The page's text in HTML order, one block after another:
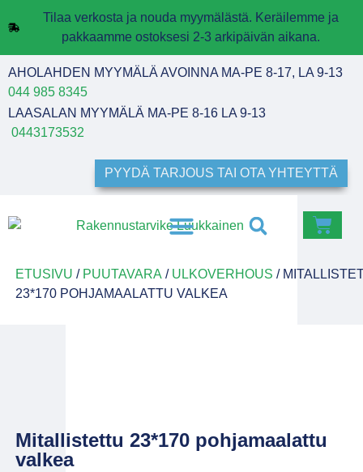
Tilaa verkosta ja nouda myymälästä. Keräilemme ja
pakkaamme ostoksesi 2-3 arkipäivän aikana.
AHOLAHDEN MYYMÄLÄ AVOINNA MA-PE 8-17, LA 9-13
044 985 8345
LAASALAN MYYMÄLÄ MA-PE 8-16 LA 9-13
0443173532
PYYDÄ TARJOUS TAI OTA YHTEYTTÄ
ETUSIVU / PUUTAVARA / ULKOVERHOUS /
23*170 POHJAMAALATTU VALKEA
Mitallistettu 23*170 pohjamaalattu
valkea